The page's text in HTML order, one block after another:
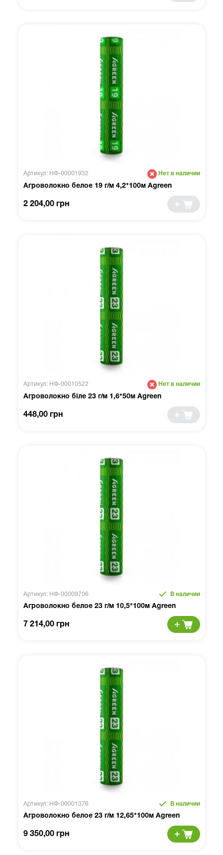
Артикул: НФ-00001932 Нет в наличии
Агроволокно белое 19 г/м 4,2*100м Agreen
2 204,00 грн
Артикул: НФ-00010522 Нет в наличии
Агроволокно біле 23 г/м 1,6*50м Agreen
448,00 грн
Артикул: НФ-00009706 В наличии
Агроволокно белое 23 г/м 10,5*100м Agreen
7 214,00 грн
Артикул: НФ-00001376 В наличии
Агроволокно белое 23 г/м 12,65*100м Agreen
9 350,00 грн